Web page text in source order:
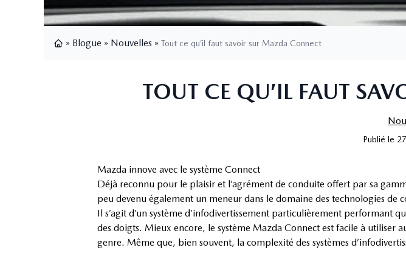
» Blogue » Nouvelles » Tout ce qu’il faut savoir sur Mazda Connect
TOUT CE QU’IL FAUT
Publié le
Mazda innove avec le système Connect
Déjà reconnu pour le plaisir et l’agrément de conduite offert par sa
peu devenu également un meneur dans le domaine des technologies de
Il s’agit d’un système d’infodivertissement particulièrement
des doigts. Mieux encore, le système Mazda Connect est facile à utiliser
genre. Même que, bien souvent, la complexité des systèmes